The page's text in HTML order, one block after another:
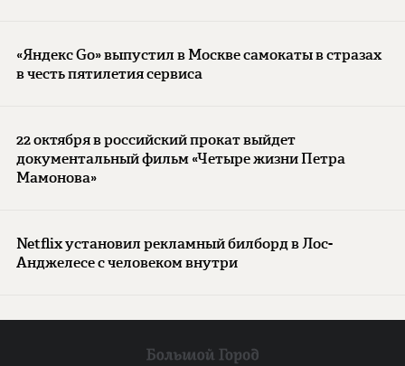
«Яндекс Go» выпустил в Москве самокаты в стразах
в честь пятилетия сервиса
22 октября в российский прокат выйдет
документальный фильм «Четыре жизни Петра
Мамонова»
Netflix установил рекламный билборд в Лос-
Анджелесе с человеком внутри